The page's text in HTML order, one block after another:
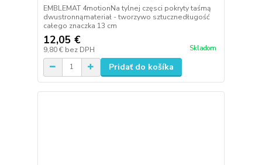
EMBLEMAT 4motionNa tylnej częsci pokryty taśmą
dwustronnąmateriał - tworzywo sztucznedługość
całego znaczka 13 cm
12,05 €
9,80 € bez DPH Skladom
Pridať do košíka